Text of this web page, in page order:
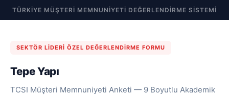
TÜRKIYE MÜŞTERI MEMNUNIYETI DEĞERLENDIRME SISTEMI
SEKTÖR LIDERI ÖZEL DEĞERLENDIRME FORMU
Tepe Yapı
TCSI Müşteri Memnuniyeti Anketi — 9 Boyutlu Akademik